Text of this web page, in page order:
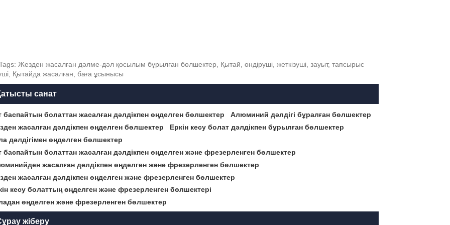
Жезден жасалған дәлме-дәл қосылым бұрылған бөлшектер, Қытай, өндіруші, жеткізуші, зауыт, тапсырыс
Қытайда жасалған, баға ұсынысы
санат
баспайтын болаттан жасалған дәлдікпен өңделген бөлшектер
Алюминий дәлдігі бұралған бөлшектер
жасалған дәлдікпен өңделген бөлшектер
Еркін кесу болат дәлдікпен бұрылған бөлшектер
дәлдігімен өңделген бөлшектер
баспайтын болаттан жасалған дәлдікпен өңделген және фрезерленген бөлшектер
жасалған дәлдікпен өңделген және фрезерленген бөлшектер
жасалған дәлдікпен өңделген және фрезерленген бөлшектер
кесу болаттың өңделген және фрезерленген бөлшектері
өңделген және фрезерленген бөлшектер
жіберу